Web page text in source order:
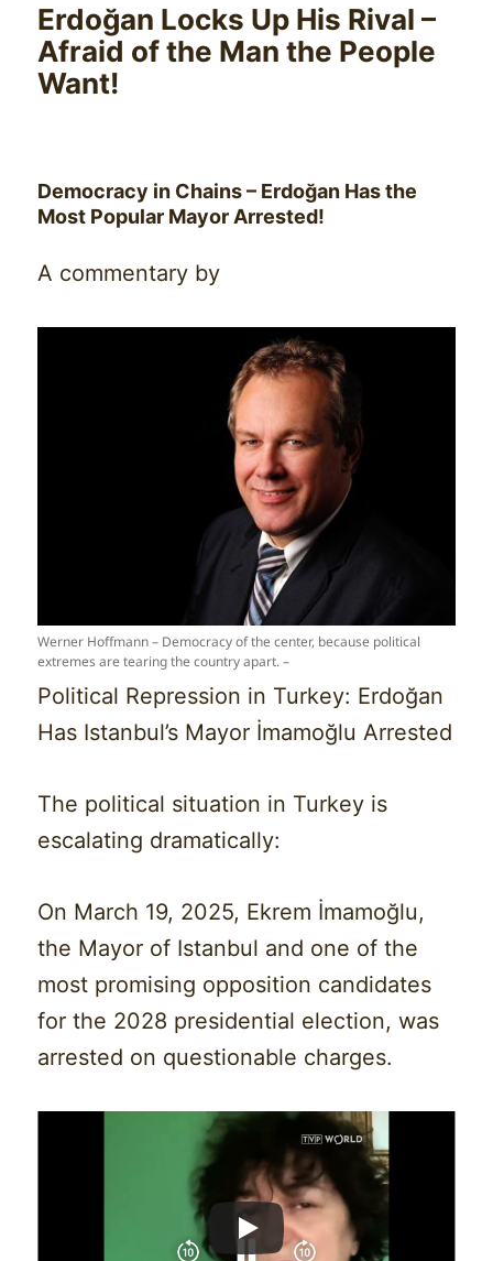
Erdoğan Locks Up His Rival –
Afraid of the Man the People
Want!
Democracy in Chains – Erdoğan Has the
Most Popular Mayor Arrested!
A commentary by
Werner Hoffmann – Democracy of the center, because political
extremes are tearing the country apart. –
Political Repression in Turkey: Erdoğan
Has Istanbul’s Mayor İmamoğlu Arrested
The political situation in Turkey is
escalating dramatically:
On March 19, 2025, Ekrem İmamoğlu,
the Mayor of Istanbul and one of the
most promising opposition candidates
for the 2028 presidential election, was
arrested on questionable charges.